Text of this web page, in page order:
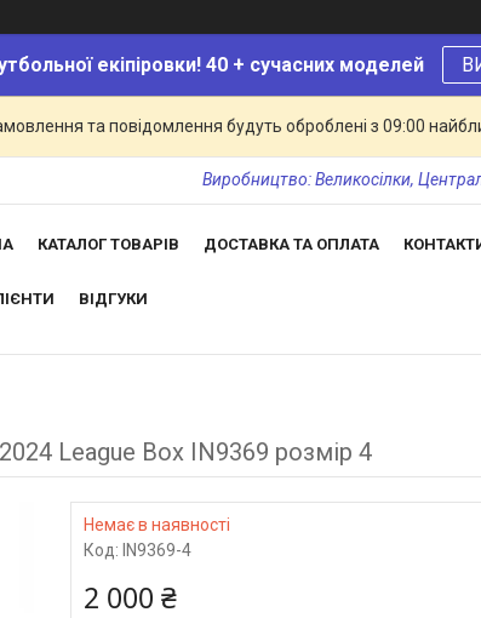
екіпіровки! 40 + сучасних моделей
та повідомлення будуть оброблені з 09:00
Виробництво: Великосілки,
КАТАЛОГ ТОВАРІВ ДОСТАВКА ТА ОПЛАТА
ВІДГУКИ
League Box IN9369 розмір 4
Немає в наявності
Код: IN9369-4
2 000 ₴